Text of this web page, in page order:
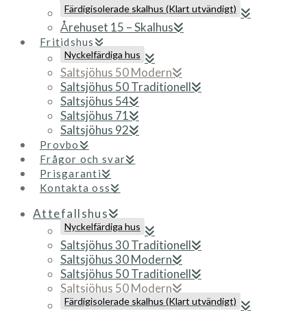
Färdigisolerade skalhus (Klart utvändigt)
Årehuset 15 – Skalhus
Fritidshus
Nyckelfärdiga hus
Saltsjöhus 50 Modern
Saltsjöhus 50 Traditionell
Saltsjöhus 54
Saltsjöhus 71
Saltsjöhus 92
Provbo
Frågor och svar
Prisgaranti
Kontakta oss
Attefallshus
Nyckelfärdiga hus
Saltsjöhus 30 Traditionell
Saltsjöhus 30 Modern
Saltsjöhus 50 Traditionell
Saltsjöhus 50 Modern
Färdigisolerade skalhus (Klart utvändigt)